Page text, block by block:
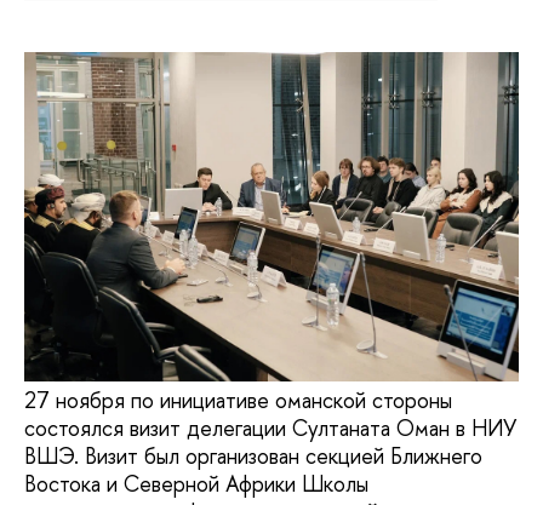
27 ноября по инициативе оманской стороны
состоялся визит делегации Султаната Оман в НИУ
ВШЭ. Визит был организован секцией Ближнего
Востока и Северной Африки Школы